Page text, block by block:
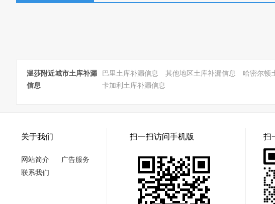
温莎附近城市土库补漏
信息
巴里土库补漏信息 其他地区土库补漏信息 哈密尔顿
卡加利土库补漏信息
关于我们
网站简介
广告服务
联系我们
扫一扫访问手机版 扫